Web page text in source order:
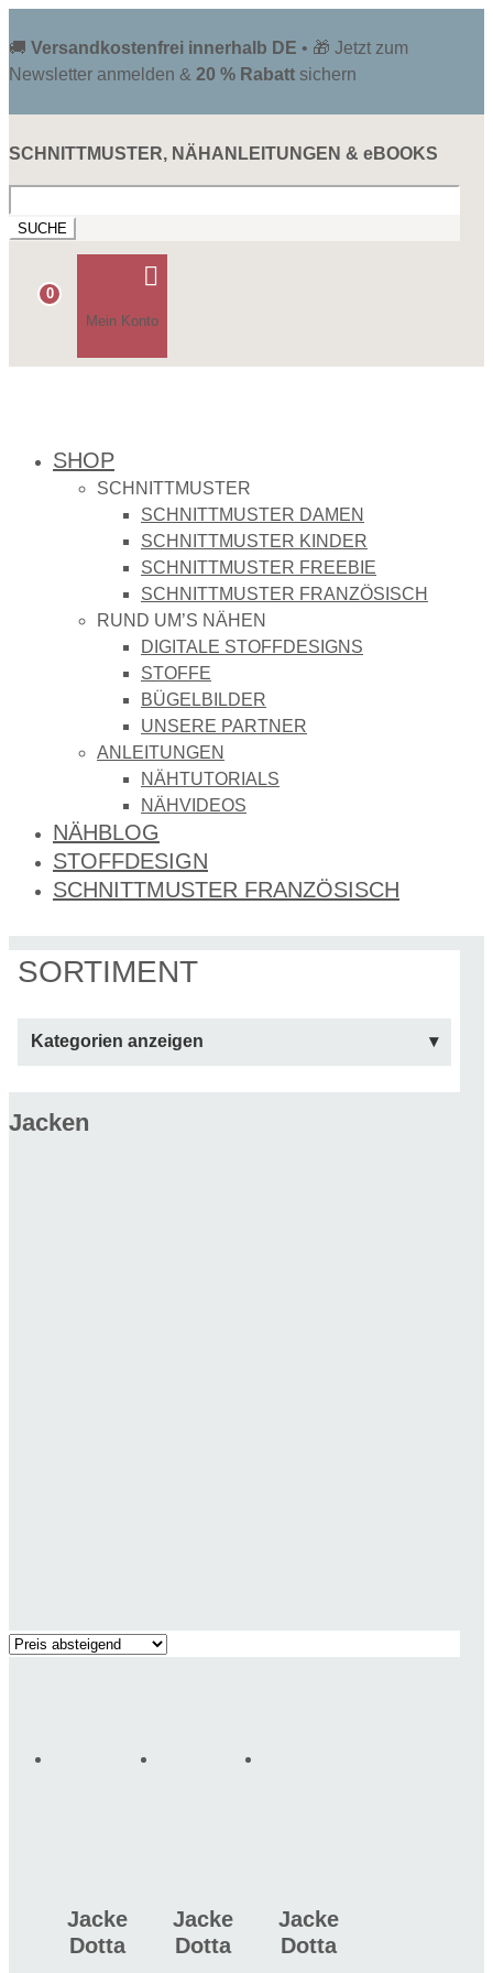
🚚 Versandkostenfrei innerhalb DE • 🎁 Jetzt zum
Newsletter anmelden & 20 % Rabatt sichern
SCHNITTMUSTER, NÄHANLEITUNGEN & eBOOKS
nach:
0

Mein Konto
SHOP
SCHNITTMUSTER
SCHNITTMUSTER DAMEN
SCHNITTMUSTER KINDER
SCHNITTMUSTER FREEBIE
SCHNITTMUSTER FRANZÖSISCH
RUND UM’S NÄHEN
DIGITALE STOFFDESIGNS​
STOFFE
BÜGELBILDER
UNSERE PARTNER
ANLEITUNGEN
NÄHTUTORIALS
NÄHVIDEOS
NÄHBLOG
STOFFDESIGN
SCHNITTMUSTER FRANZÖSISCH
SORTIMENT
Kategorien anzeigen
Jacken
Jacke
Dotta
Jacke
Dotta
Jacke
Dotta